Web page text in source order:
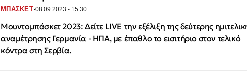
ΜΠΑΣΚΕΤ·08.09.2023 - 15:30
Μουντομπάσκετ 2023: Δείτε LIVE την εξέλιξη της δεύτερης
αναμέτρησης Γερμανία - ΗΠΑ, με έπαθλο το εισιτήριο στον τελικό
κόντρα στη Σερβία.